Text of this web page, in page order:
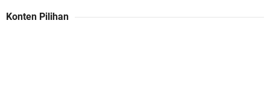
Konten Pilihan